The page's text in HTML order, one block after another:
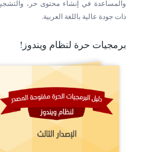
والمساعدة في إنشاء محتوى حر،
ذات جودة عالية باللغة العربية.
برمجيات حرة لنظام ويندوز!